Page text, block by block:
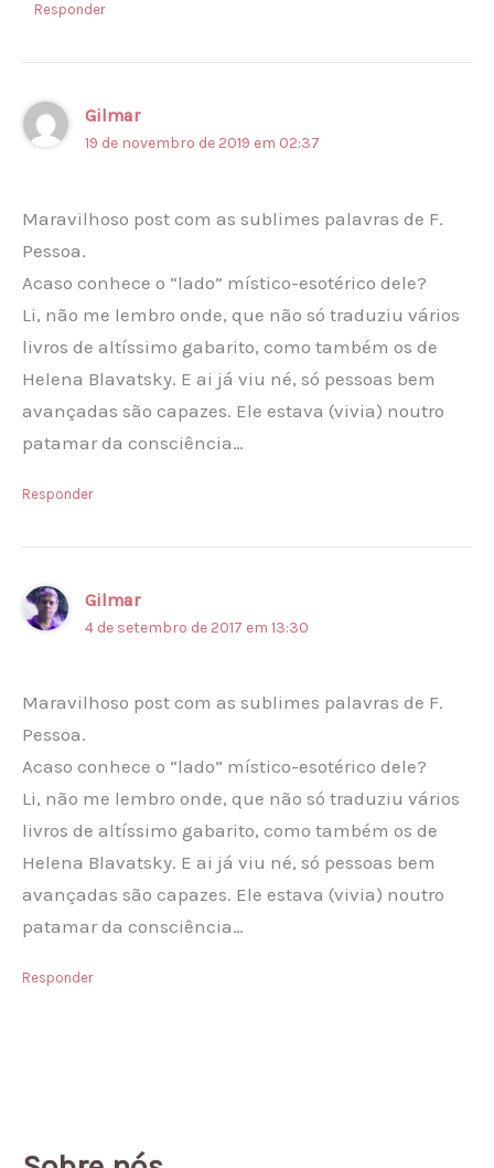
Responder
Gilmar
19 de novembro de 2019 em 02:37
Maravilhoso post com as sublimes palavras de F.
Pessoa.
Acaso conhece o “lado” místico-esotérico dele?
Li, não me lembro onde, que não só traduziu vários
livros de altíssimo gabarito, como também os de
Helena Blavatsky. E ai já viu né, só pessoas bem
avançadas são capazes. Ele estava (vivia) noutro
patamar da consciência…
Responder
Gilmar
4 de setembro de 2017 em 13:30
Maravilhoso post com as sublimes palavras de F.
Pessoa.
Acaso conhece o “lado” místico-esotérico dele?
Li, não me lembro onde, que não só traduziu vários
livros de altíssimo gabarito, como também os de
Helena Blavatsky. E ai já viu né, só pessoas bem
avançadas são capazes. Ele estava (vivia) noutro
patamar da consciência…
Responder